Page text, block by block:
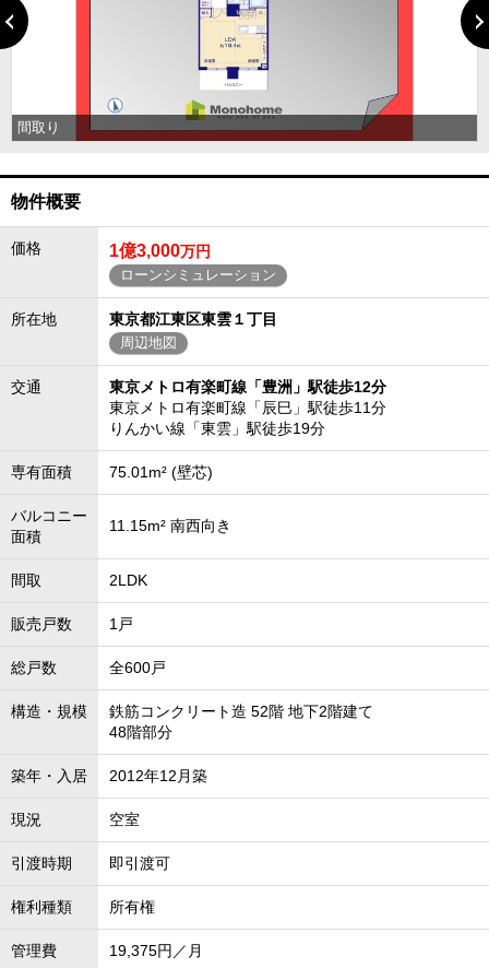
間取り
物件概要
価格 1億3,000万円
ローンシミュレーション
所在地 東京都江東区東雲１丁目
周辺地図
交通
東京メトロ有楽町線「豊洲」駅徒歩12分
東京メトロ有楽町線「辰巳」駅徒歩11分
りんかい線「東雲」駅徒歩19分
専有面積 75.01m² (壁芯)
バルコニー
面積
11.15m² 南西向き
間取 2LDK
販売戸数 1戸
総戸数 全600戸
構造・規模
鉄筋コンクリート造 52階 地下2階建て
48階部分
築年・入居 2012年12月築
現況 空室
引渡時期 即引渡可
権利種類 所有権
管理費 19,375円／月